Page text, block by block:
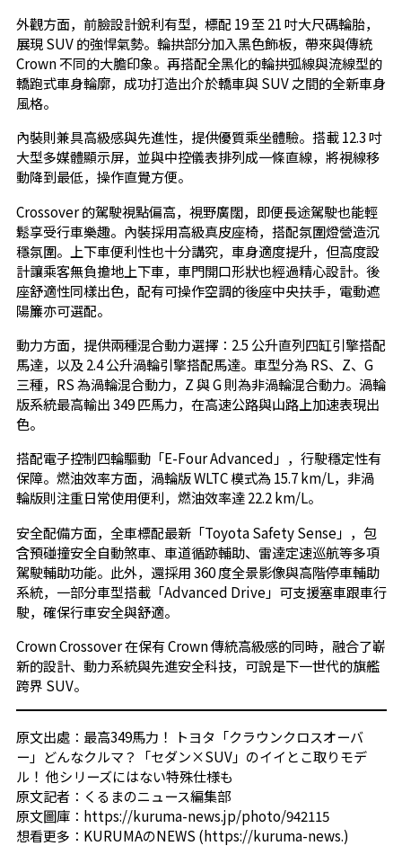
外觀方面，前臉設計銳利有型，標配 19 至 21 吋大尺碼輪胎，
展現 SUV 的強悍氣勢。輪拱部分加入黑色飾板，帶來與傳統
Crown 不同的大膽印象。再搭配全黑化的輪拱弧線與流線型的
轎跑式車身輪廓，成功打造出介於轎車與 SUV 之間的全新車身
風格。
內裝則兼具高級感與先進性，提供優質乘坐體驗。搭載 12.3 吋
大型多媒體顯示屏，並與中控儀表排列成一條直線，將視線移
動降到最低，操作直覺方便。
Crossover 的駕駛視點偏高，視野廣闊，即便長途駕駛也能輕
鬆享受行車樂趣。內裝採用高級真皮座椅，搭配氛圍燈營造沉
穩氛圍。上下車便利性也十分講究，車身適度提升，但高度設
計讓乘客無負擔地上下車，車門開口形狀也經過精心設計。後
座舒適性同樣出色，配有可操作空調的後座中央扶手，電動遮
陽簾亦可選配。
動力方面，提供兩種混合動力選擇：2.5 公升直列四缸引擎搭配
馬達，以及 2.4 公升渦輪引擎搭配馬達。車型分為 RS、Z、G
三種，RS 為渦輪混合動力，Z 與 G 則為非渦輪混合動力。渦輪
版系統最高輸出 349 匹馬力，在高速公路與山路上加速表現出
色。
搭配電子控制四輪驅動「E-Four Advanced」，行駛穩定性有
保障。燃油效率方面，渦輪版 WLTC 模式為 15.7 km/L，非渦
輪版則注重日常使用便利，燃油效率達 22.2 km/L。
安全配備方面，全車標配最新「Toyota Safety Sense」，包
含預碰撞安全自動煞車、車道循跡輔助、雷達定速巡航等多項
駕駛輔助功能。此外，還採用 360 度全景影像與高階停車輔助
系統，一部分車型搭載「Advanced Drive」可支援塞車跟車行
駛，確保行車安全與舒適。
Crown Crossover 在保有 Crown 傳統高級感的同時，融合了嶄
新的設計、動力系統與先進安全科技，可說是下一世代的旗艦
跨界 SUV。
原文出處： 最高349馬力！ トヨタ「クラウンクロスオーバ
ー」どんなクルマ？「セダン×SUV」のイイとこ取りモデ
ル！ 他シリーズにはない特殊仕様も
原文記者： くるまのニュース編集部
原文圖庫： https://kuruma-news.jp/photo/942115
想看更多： KURUMAのNEWS (https://kuruma-news.)